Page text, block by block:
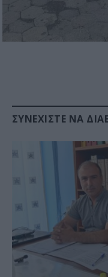
ΣΥΝΕΧΊΣΤΕ ΝΑ